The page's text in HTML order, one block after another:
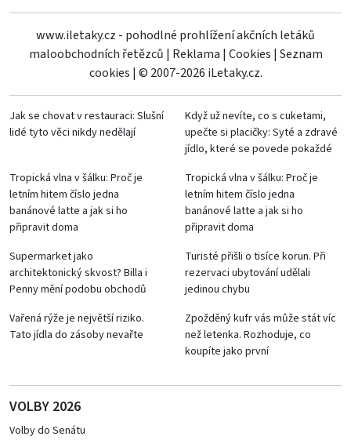
www.iletaky.cz - pohodlné prohlížení akčních letáků
maloobchodních řetězců | Reklama | Cookies | Seznam
cookies | © 2007-2026 iLetaky.cz.
Jak se chovat v restauraci: Slušní
lidé tyto věci nikdy nedělají
Když už nevíte, co s cuketami,
upečte si placičky: Syté a zdravé
jídlo, které se povede pokaždé
Tropická vlna v šálku: Proč je
letním hitem číslo jedna
banánové latte a jak si ho
připravit doma
Tropická vlna v šálku: Proč je
letním hitem číslo jedna
banánové latte a jak si ho
připravit doma
Supermarket jako
architektonický skvost? Billa i
Penny mění podobu obchodů
Turisté přišli o tisíce korun. Při
rezervaci ubytování udělali
jedinou chybu
Vařená rýže je největší riziko.
Tato jídla do zásoby nevařte
Zpožděný kufr vás může stát víc
než letenka. Rozhoduje, co
koupíte jako první
VOLBY 2026
Volby do Senátu